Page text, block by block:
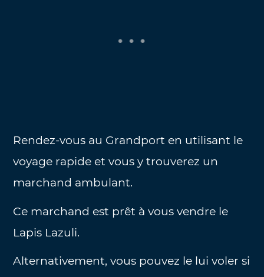
Rendez-vous au Grandport en utilisant le
voyage rapide et vous y trouverez un
marchand ambulant.
Ce marchand est prêt à vous vendre le
Lapis Lazuli.
Alternativement, vous pouvez le lui voler si